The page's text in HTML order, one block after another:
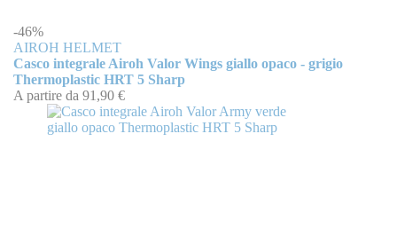
-46%
AIROH HELMET
Casco integrale Airoh Valor Wings giallo opaco - grigio
Thermoplastic HRT 5 Sharp
A partire da 91,90 €